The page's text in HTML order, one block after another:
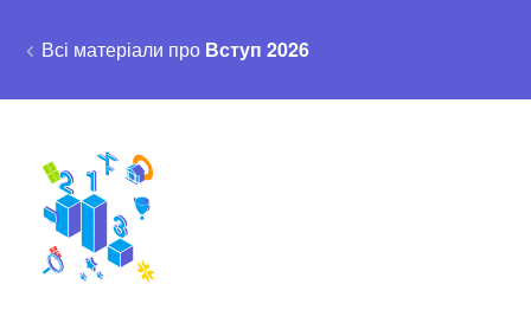
Всі матеріали про Вступ 2026